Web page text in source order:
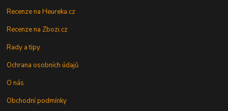
Recenze na Heureka.cz
Recenze na Zbozi.cz
Rady a tipy
Ochrana osobních údajů
O nás
Obchodní podmínky